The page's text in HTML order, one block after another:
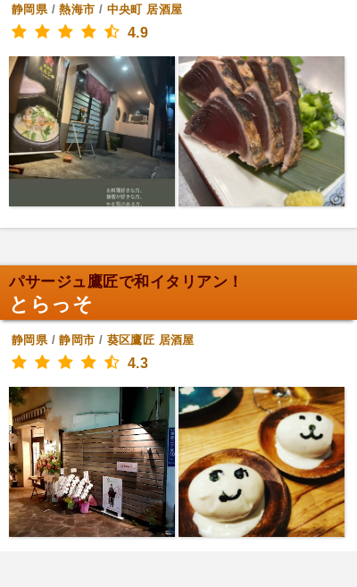
静岡県/熱海市 / 中央町 居酒屋
4.9
パサージュ鷹匠で和イタリアン！
とらっそ
静岡県/静岡市 / 葵区鷹匠 居酒屋
4.3